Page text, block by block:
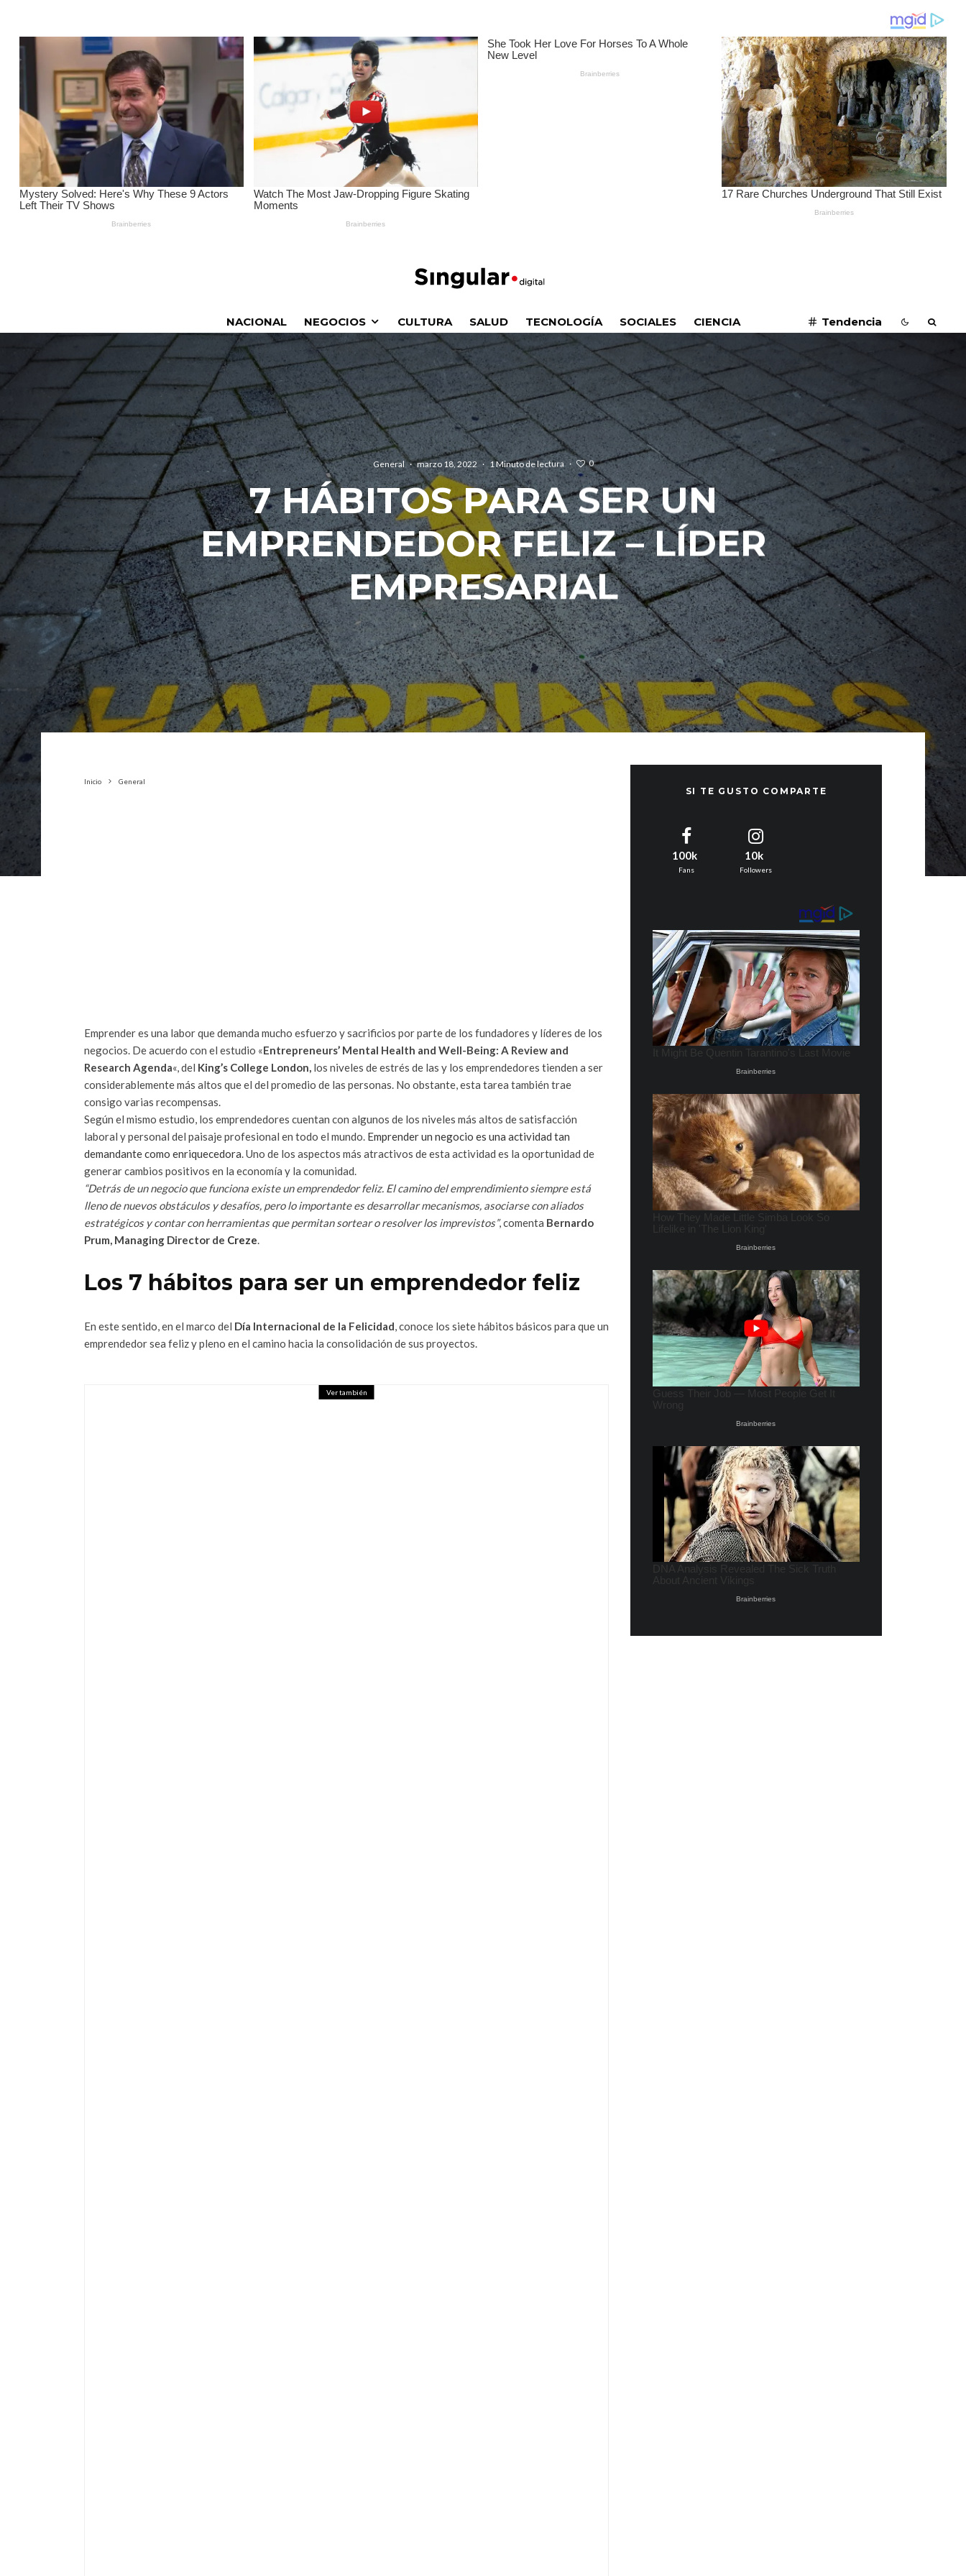
NACIONAL NEGOCIOS CULTURA SALUD TECNOLOGÍA SOCIALES CIENCIA Tendencia
General · marzo 18, 2022 · 1 Minuto de lectura · 0
7 HÁBITOS PARA SER UN
EMPRENDEDOR FELIZ – LÍDER
EMPRESARIAL
Inicio General
Emprender es una labor que demanda mucho esfuerzo y sacrificios por parte de los fundadores y líderes de los
negocios. De acuerdo con el estudio «Entrepreneurs’ Mental Health and Well-Being: A Review and
Research Agenda«, del King’s College London, los niveles de estrés de las y los emprendedores tienden a ser
considerablemente más altos que el del promedio de las personas. No obstante, esta tarea también trae
consigo varias recompensas.
Según el mismo estudio, los emprendedores cuentan con algunos de los niveles más altos de satisfacción
laboral y personal del paisaje profesional en todo el mundo. Emprender un negocio es una actividad tan
demandante como enriquecedora. Uno de los aspectos más atractivos de esta actividad es la oportunidad de
generar cambios positivos en la economía y la comunidad.
“Detrás de un negocio que funciona existe un emprendedor feliz. El camino del emprendimiento siempre está
lleno de nuevos obstáculos y desafíos, pero lo importante es desarrollar mecanismos, asociarse con aliados
estratégicos y contar con herramientas que permitan sortear o resolver los imprevistos”, comenta Bernardo
Prum, Managing Director de Creze.
Los 7 hábitos para ser un emprendedor feliz
En este sentido, en el marco del Día Internacional de la Felicidad, conoce los siete hábitos básicos para que un
emprendedor sea feliz y pleno en el camino hacia la consolidación de sus proyectos.
Ver también
SI TE GUSTO COMPARTE
100k
Fans
10k
Followers